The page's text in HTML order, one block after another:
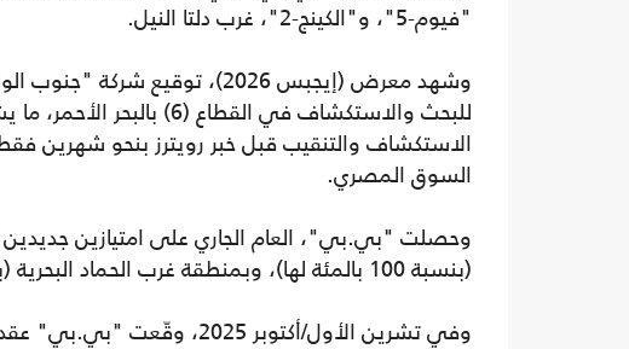
"فيوم-5"، و"الكينج-2"، غرب دلتا النيل.
وشهد معرض (إيجبس 2026)،
للبحث والاستكشاف في
الاستكشاف والتنقيب قبل خبر رويترز بنحو شهرين
السوق المصري.
وحصلت "بي.بي"، العام الجاري على امتيازين
(بنسبة 100 بالمئة لها)، وبمنطقة غرب الحماد البحرية (بنسبة 25 بالمئة، و75 بالمئة لشركة إيني الإيطالية).